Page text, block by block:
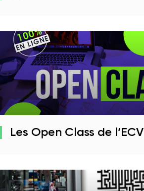
Les Open Class de l’ECV